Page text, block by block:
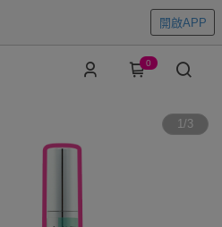
開啟APP
0
1/3